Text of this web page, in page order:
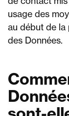
usage des
au début de
des Données.